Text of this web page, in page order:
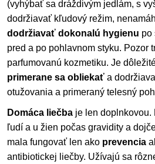
(vyhýbať sa dráždivým jedlám, s
dodržiavať kľudový režim,
dodržiavať dokonalú hygienu po
pred a po pohlavnom styku. Pozor
parfumovanú kozmetiku. Je
primerane sa obliekať a
otužovania a primeraný telesný
Domáca liečba je len doplnkovou.
ľudí a u žien počas gravidity a
mala fungovať len ako prevencia
antibiotickej liečby. Užívajú sa